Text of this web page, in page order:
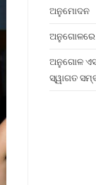
ଅନୁମୋଦନ
ଅନୁଗୋଳରେ
ଅନୁଗୋଳ
ସ୍ୱାଗତ